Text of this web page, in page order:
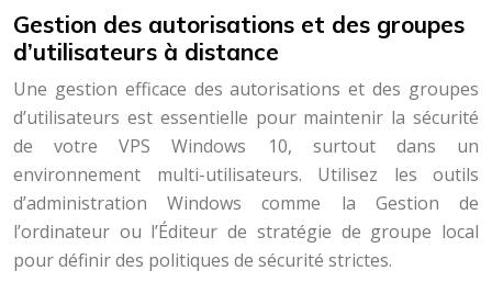
Gestion des autorisations et des groupes
d’utilisateurs à distance
Une gestion efficace des autorisations et des groupes
d’utilisateurs est essentielle pour maintenir la sécurité
de votre VPS Windows 10, surtout dans un
environnement multi-utilisateurs. Utilisez les outils
d’administration Windows comme la Gestion de
l’ordinateur ou l’Éditeur de stratégie de groupe local
pour définir des politiques de sécurité strictes.